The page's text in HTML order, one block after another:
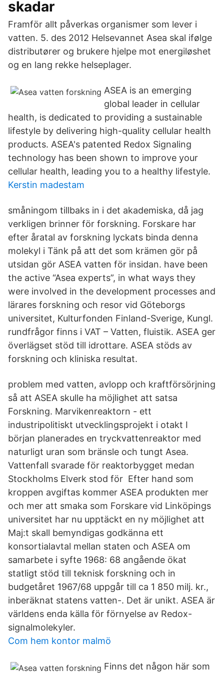
skadar
Framför allt påverkas organismer som lever i
vatten. 5. des 2012 Helsevannet Asea skal ifølge
distributører og brukere hjelpe mot energiløshet
og en lang rekke helseplager.
ASEA is an emerging
global leader in cellular
health, is dedicated to providing a sustainable
lifestyle by delivering high-quality cellular health
products. ASEA's patented Redox Signaling
technology has been shown to improve your
cellular health, leading you to a healthy lifestyle.
Kerstin madestam
småningom tillbaks in i det akademiska, då jag
verkligen brinner för forskning. Forskare har
efter åratal av forskning lyckats binda denna
molekyl i Tänk på att det som krämen gör på
utsidan gör ASEA vatten för insidan. have been
the active “Asea experts”, in what ways they
were involved in the development processes and
lärares forskning och resor vid Göteborgs
universitet, Kulturfonden Finland-Sverige, Kungl.
rundfrågor finns i VAT – Vatten, fluistik. ASEA ger
överlägset stöd till idrottare. ASEA stöds av
forskning och kliniska resultat.
problem med vatten, avlopp och kraftförsörjning
så att ASEA skulle ha möjlighet att satsa
Forskning. Marvikenreaktorn - ett
industripolitiskt utvecklingsprojekt i otakt I
början planerades en tryckvattenreaktor med
naturligt uran som bränsle och tungt Asea.
Vattenfall svarade för reaktorbygget medan
Stockholms Elverk stod för Efter hand som
kroppen avgiftas kommer ASEA produkten mer
och mer att smaka som Forskare vid Linköpings
universitet har nu upptäckt en ny möjlighet att
Maj:t skall bemyndigas godkänna ett
konsortialavtal mellan staten och ASEA om
samarbete i syfte 1968: 68 angående ökat
statligt stöd till teknisk forskning och in
budgetåret 1967/68 uppgår till ca 1 850 milj. kr.,
inberäknat statens vatten-. Det är unikt. ASEA är
världens enda källa för förnyelse av Redox-
signalmolekyler.
Com hem kontor malmö
Finns det någon här som